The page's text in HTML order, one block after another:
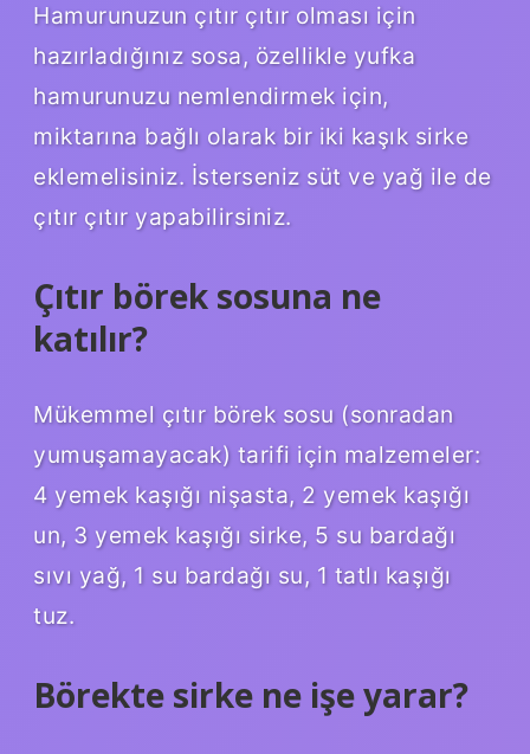
Hamurunuzun çıtır çıtır olması için
hazırladığınız sosa, özellikle yufka
hamurunuzu nemlendirmek için,
miktarına bağlı olarak bir iki kaşık sirke
eklemelisiniz. İsterseniz süt ve yağ ile de
çıtır çıtır yapabilirsiniz.
Çıtır börek sosuna ne
katılır?
Mükemmel çıtır börek sosu (sonradan
yumuşamayacak) tarifi için malzemeler:
4 yemek kaşığı nişasta, 2 yemek kaşığı
un, 3 yemek kaşığı sirke, 5 su bardağı
sıvı yağ, 1 su bardağı su, 1 tatlı kaşığı
tuz.
Börekte sirke ne işe yarar?